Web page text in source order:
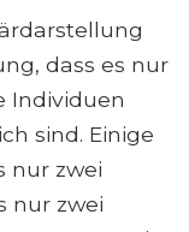
dass es nur
Individuen
sind. Einige
nur zwei
nur zwei